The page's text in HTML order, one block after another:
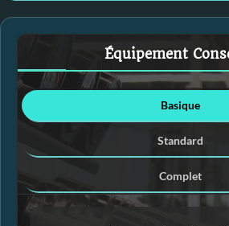
Équipement
Basique
Standard
Complet